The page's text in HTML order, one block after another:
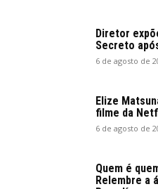
Diretor
Secreto
6 de agosto de
Elize
filme da
6 de agosto de
Quem é
Relembre a